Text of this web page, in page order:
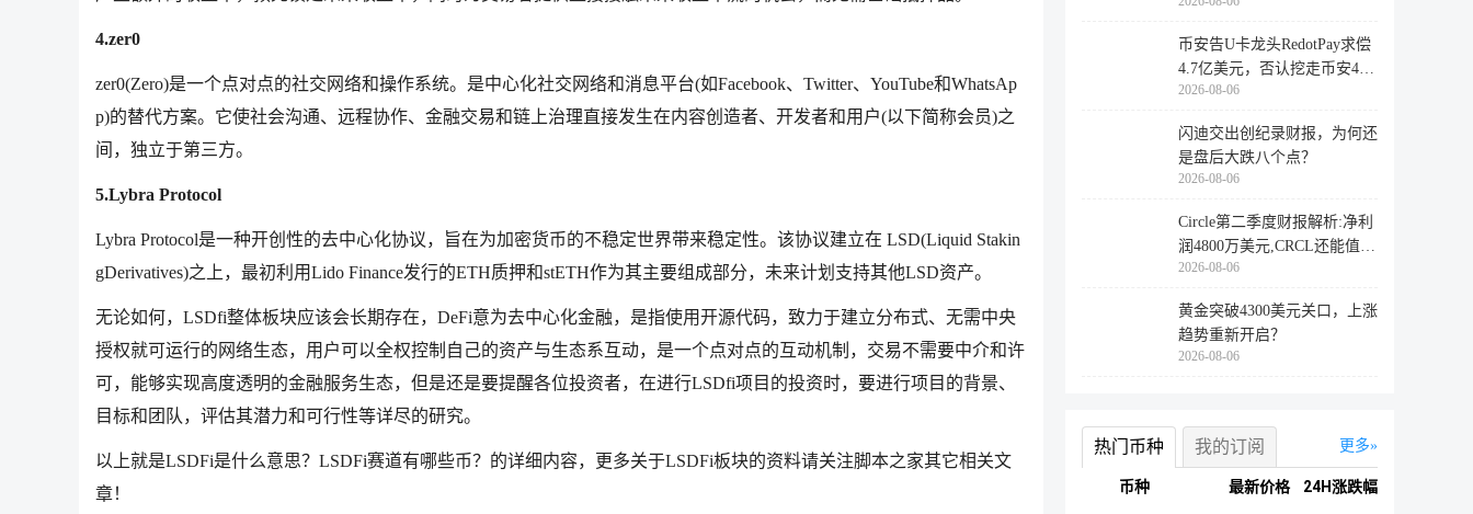
4.zer0
zer0(Zero)是一个点对点的社交网络和操作系统。是中心化社交网络和消息平台(如Facebook、Twitter、YouTube和WhatsAp
p)的替代方案。它使社会沟通、远程协作、金融交易和链上治理直接发生在内容创造者、开发者和用户(以下简称会员)之
间，独立于第三方。
5.Lybra Protocol
Lybra Protocol是一种开创性的去中心化协议，旨在为加密货币的不稳定世界带来稳定性。该协议建立在 LSD(Liquid Stakin
gDerivatives)之上，最初利用Lido Finance发行的ETH质押和stETH作为其主要组成部分，未来计划支持其他LSD资产。
无论如何，LSDfi整体板块应该会长期存在，DeFi意为去中心化金融，是指使用开源代码，致力于建立分布式、无需中央
授权就可运行的网络生态，用户可以全权控制自己的资产与生态系互动，是一个点对点的互动机制，交易不需要中介和许
可，能够实现高度透明的金融服务生态，但是还是要提醒各位投资者，在进行LSDfi项目的投资时，要进行项目的背景、
目标和团队，评估其潜力和可行性等详尽的研究。
以上就是LSDFi是什么意思？LSDFi赛道有哪些币？的详细内容，更多关于LSDFi板块的资料请关注脚本之家其它相关文
章！
亿美
币安告U卡龙头RedotPay求偿
4.7亿美元，否认挖走币安47
万用户
2026-08-06
闪迪交出创纪录财报，为何还
是盘后大跌八个点？
2026-08-06
Circle第二季度财报解析:净利
润4800万美元,CRCL还能值得
投资
2026-08-06
黄金突破4300美元关口，上涨
趋势重新开启？
2026-08-06
更多
热门币种 我的订阅
币种 最新价格 24H涨跌幅